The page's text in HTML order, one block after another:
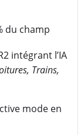
du champ
intégrant l’IA
Trains,
mode en